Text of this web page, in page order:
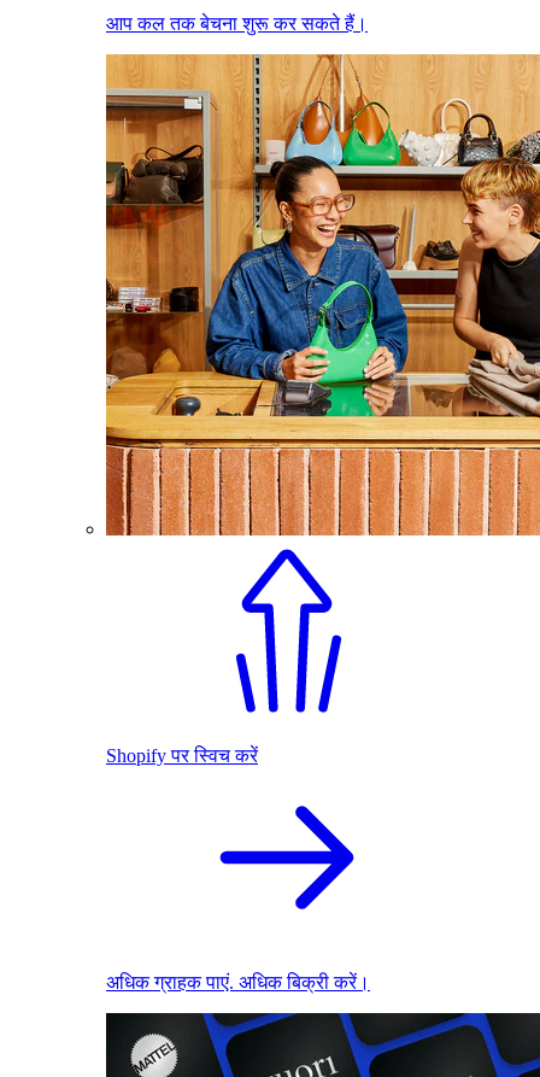
आप कल तक बेचना शुरू कर सकते हैं।
Shopify पर स्विच करें
अधिक ग्राहक पाएं. अधिक बिक्री करें।